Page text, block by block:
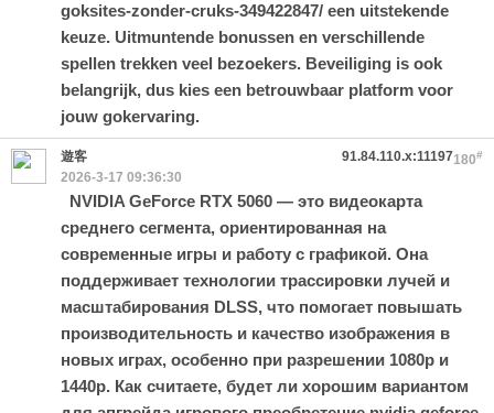
goksites-zonder-cruks-349422847/ een uitstekende
keuze. Uitmuntende bonussen en verschillende
spellen trekken veel bezoekers. Beveiliging is ook
belangrijk, dus kies een betrouwbaar platform voor
jouw gokervaring.
180#
遊客
91.84.110.x:11197
2026-3-17 09:36:30
NVIDIA GeForce RTX 5060 — это видеокарта
среднего сегмента, ориентированная на
современные игры и работу с графикой. Она
поддерживает технологии трассировки лучей и
масштабирования DLSS, что помогает повышать
производительность и качество изображения в
новых играх, особенно при разрешении 1080p и
1440p. Как считаете, будет ли хорошим вариантом